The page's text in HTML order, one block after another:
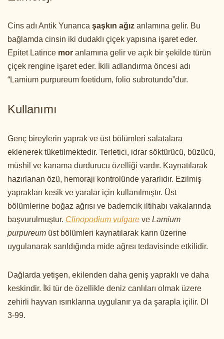
Cins adı Antik Yunanca şaşkın ağız anlamına gelir. Bu
bağlamda cinsin iki dudaklı çiçek yapısına işaret eder.
Epitet Latince mor anlamına gelir ve açık bir şekilde türün
çiçek rengine işaret eder. İkili adlandırma öncesi adı
“Lamium purpureum foetidum, folio subrotundo”dur.
Kullanımı
Genç bireylerin yaprak ve üst bölümleri salatalara
eklenerek tüketilmektedir. Terletici, idrar söktürücü, büzücü,
müshil ve kanama durdurucu özelliği vardır. Kaynatılarak
hazırlanan özü, hemoraji kontrolünde yararlıdır. Ezilmiş
yaprakları kesik ve yaralar için kullanılmıştır. Üst
bölümlerine boğaz ağrısı ve bademcik iltihabı vakalarında
başvurulmuştur. Clinopodium vulgare ve Lamium
purpureum üst bölümleri kaynatılarak karın üzerine
uygulanarak sarıldığında mide ağrısı tedavisinde etkilidir.
Dağlarda yetişen, ekilenden daha geniş yapraklı ve daha
keskindir. İki tür de özellikle deniz canlıları olmak üzere
zehirli hayvan ısırıklarına uygulanır ya da şarapla içilir. DI
3-99.